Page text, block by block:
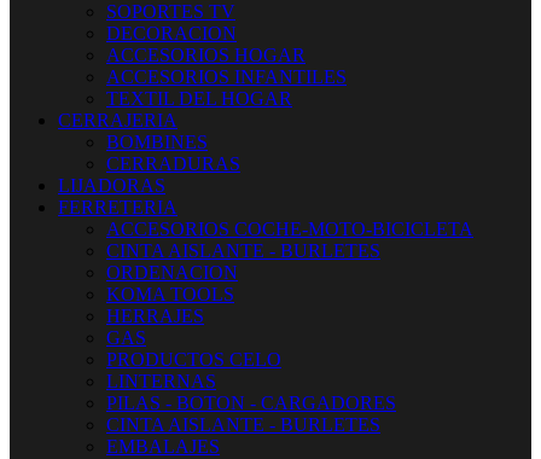
SOPORTES TV
DECORACION
ACCESORIOS HOGAR
ACCESORIOS INFANTILES
TEXTIL DEL HOGAR
CERRAJERIA
BOMBINES
CERRADURAS
LIJADORAS
FERRETERIA
ACCESORIOS COCHE-MOTO-BICICLETA
CINTA AISLANTE - BURLETES
ORDENACION
KOMA TOOLS
HERRAJES
GAS
PRODUCTOS CELO
LINTERNAS
PILAS - BOTON - CARGADORES
CINTA AISLANTE - BURLETES
EMBALAJES